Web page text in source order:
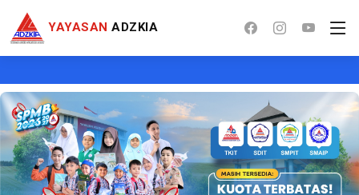
YAYASAN ADZKIA